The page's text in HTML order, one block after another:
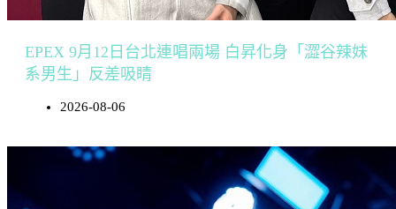
EPEX 9月12日台北連唱兩場 白昇化身「澀谷辣妹
系男生」反差吸睛
2026-08-06